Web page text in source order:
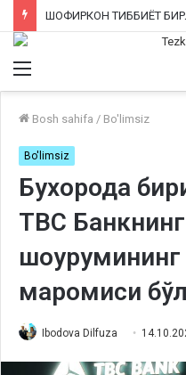
Menu
Bosh sahifa / Bo'limsiz
Bo'limsiz
Бухорода
TBC
маромиси
Ibodova Dilfuza